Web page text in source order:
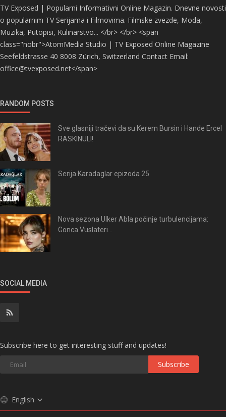
TV Exposed | Popularni Informativni Online Magazin. Dnevne novosti
o popularnim TV Serijama i Filmovima. Filmske zvezde, Moda,
Muzika, Putopisi, Kulinarstvo... </br> </br> <span
class="nobr">AtomMedia Studio | TV Exposed Online Magazine
Seefeldstrasse 40 8008 Zürich, Switzerland Contact Email:
office@tvexposed.net</span>
RANDOM POSTS
Sve glasniji tračevi da su Kerem Bursin i Hande Ercel
RASKINULI!
Serija Karadaglar epizoda 25
Nova sezona Ulker Abla počinje turbulencijama:
Gonca Vuslateri...
SOCIAL MEDIA
Subscribe here to get interesting stuff and updates!
Subscribe
English